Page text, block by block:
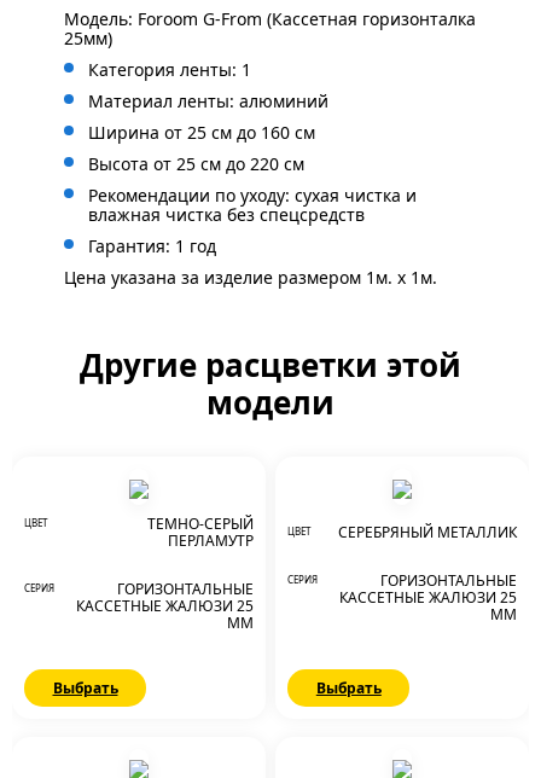
Модель: Foroom G-From (Кассетная горизонталка
25мм)
Категория ленты: 1
Материал ленты: алюминий
Ширина от 25 см до 160 см
Высота от 25 см до 220 см
Рекомендации по уходу: сухая чистка и
влажная чистка без спецсредств
Гарантия: 1 год
Цена указана за изделие размером 1м. x 1м.
Другие расцветки этой
модели
ЦВЕТ
ТЕМНО-СЕРЫЙ
ПЕРЛАМУТР
СЕРИЯ
ГОРИЗОНТАЛЬНЫЕ
КАССЕТНЫЕ ЖАЛЮЗИ 25
ММ
Выбрать
ЦВЕТ СЕРЕБРЯНЫЙ МЕТАЛЛИК
СЕРИЯ
ГОРИЗОНТАЛЬНЫЕ
КАССЕТНЫЕ ЖАЛЮЗИ 25
ММ
Выбрать